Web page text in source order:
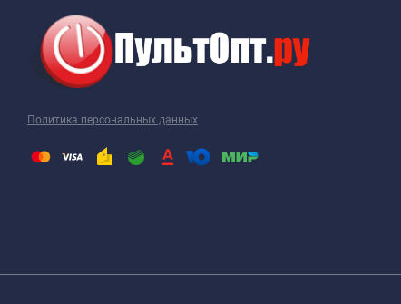
Политика персональных данных